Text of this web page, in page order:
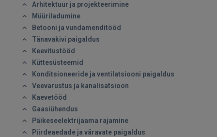
Arhitektuur ja projekteerimine
Müüriladumine
Betooni ja vundamenditööd
Tänavakivi paigaldus
Keevitustööd
Küttesüsteemid
Konditsioneeride ja ventilatsiooni paigaldus
Veevarustus ja kanalisatsioon
Kaevetööd
Gaasiühendus
Päikeseelektrijaama rajamine
Piirdeaedade ja väravate paigaldus